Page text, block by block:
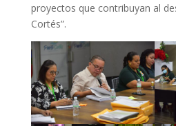
proyectos que contribuyan al
Cortés”.